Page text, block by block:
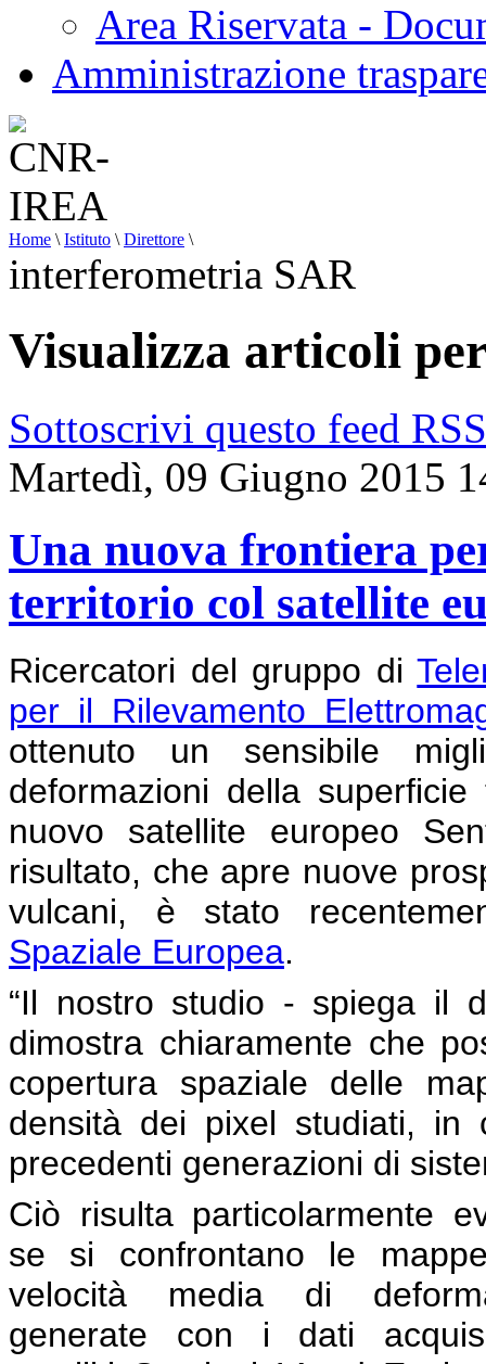
Area Riservata -
Amministrazione
Home \ Istituto \ Direttore \
interferometria SAR
Visualizza articoli
Sottoscrivi questo feed RSS
Martedì, 09 Giugno 2015
Una nuova frontiera
territorio col satellite
Ricercatori del gruppo di
per il Rilevamento
ottenuto un sensibile
deformazioni della
nuovo satellite europeo
risultato, che apre nuove
vulcani, è stato
Spaziale Europea.
“Il nostro studio - spiega il
dimostra chiaramente che
copertura spaziale delle
densità dei pixel studiati, in
precedenti generazioni di
Ciò risulta particolarmente
se si confrontano le
velocità media di
generate con i dati